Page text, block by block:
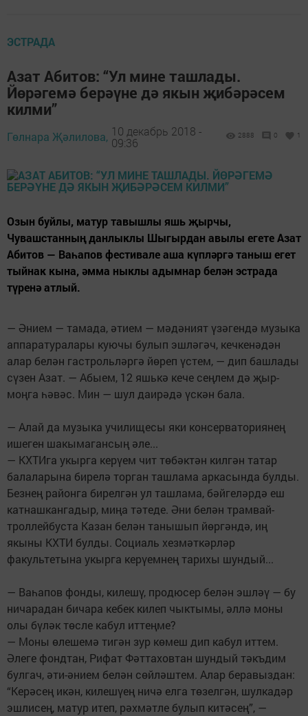
ЭСТРАДА
Азат Абитов: “Ул мине ташлады.
Йөрәгемә берәүне дә якын җибәрәсем
килми”
Гөлнара Җәлилова, 10 декабрь 2018 -
09:36
2888 0 1
Озын буйлы, матур тавышлы яшь җырчы,
Чувашстанның данлыклы Шыгырдан авылы егете Азат
Абитов — Ваһапов фестивале аша күпләргә таныш егет
тыйнак кына, әмма ныклы адымнар белән эстрада
түренә атлый.
— Әнием — тамада, әтием — мәдәният үзәгендә музыка
аппаратуралары куючы булып эшләгәч, кечкенәдән
алар белән гастрольләргә йөреп үстем, — дип башлады
сүзен Азат. — Абыем, 12 яшькә кече сеңлем дә җыр-
моңга һәвәс. Мин — шул даирәдә үскән бала.
— Алай да музыка училищесы яки консерваториянең
ишеген шакымагансың әле...
— КХТИга укырга керүем чит төбәктән килгән татар
балаларына бирелә торган ташлама аркасында булды.
Безнең районга бирелгән ул ташлама, бәйгеләрдә еш
катнашкангадыр, миңа тәтеде. Әни белән трамвай-
троллейбуста Казан белән танышып йөргәндә, иң
якыны КХТИ булды. Социаль хезмәткәрләр
факультетына укырга керүемнең тарихы шундый...
— Ваһапов фонды, килешү, продюсер белән эшләү — бу
ничарадан бичара кебек килеп чыктымы, әллә моны
олы бүләк төсле кабул иттеңме?
— Моны өлешемә тигән зур көмеш дип кабул иттем.
Әлеге фондтан, Рифат Фәттаховтан шундый тәкъдим
булгач, әти-әнием белән сөйләштем. Алар беравыздан:
“Керәсең икән, килешүең ничә елга төзелгән, шулкадәр
эшлисең, матур итеп, рәхмәтле булып китәсең”, —